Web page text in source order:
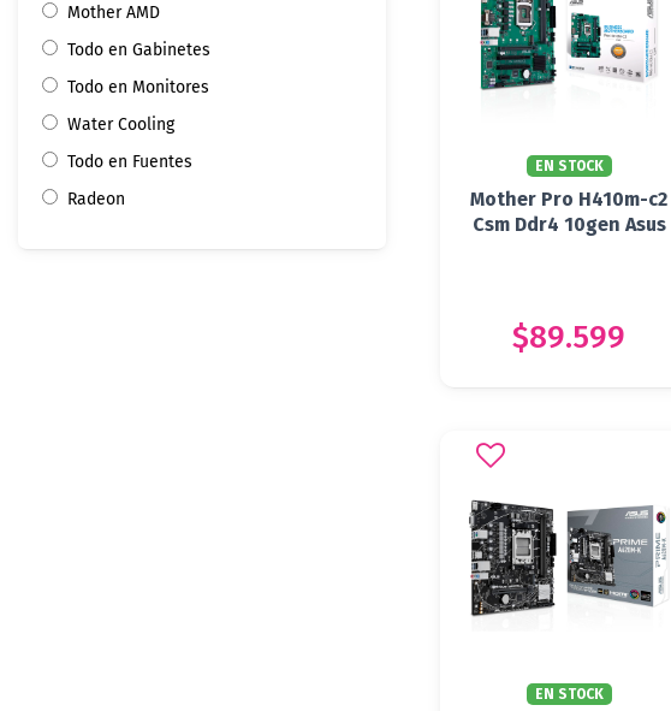
Mother AMD
Todo en Gabinetes
Todo en Monitores
Water Cooling
Todo en Fuentes
Radeon
EN STOCK
Mother Pro H410m-c2
Csm Ddr4 10gen Asus
$89.599
EN STOCK